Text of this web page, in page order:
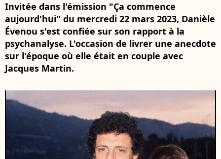
Invitée dans l'émission "Ça commence
aujourd'hui" du mercredi 22 mars 2023, Danièle
Évenou s'est confiée sur son rapport à la
psychanalyse. L'occasion de livrer une anecdote
sur l'époque où elle était en couple avec
Jacques Martin.